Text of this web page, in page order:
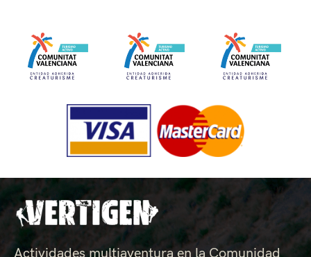
Actividades multiaventura en la Comunidad